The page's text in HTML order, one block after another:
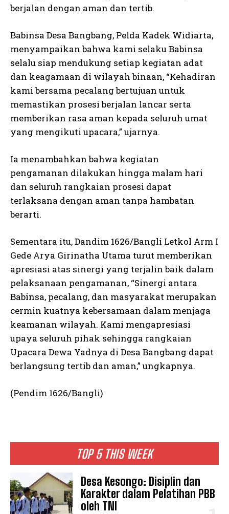
TOP 5 THIS WEEK
Desa Kesongo: Disiplin dan
Karakter dalam Pelatihan PBB
oleh TNI
berjalan dengan aman dan tertib.
Babinsa Desa Bangbang, Pelda Kadek Widiarta,
menyampaikan bahwa kami selaku Babinsa
selalu siap mendukung setiap kegiatan adat
dan keagamaan di wilayah binaan, “Kehadiran
kami bersama pecalang bertujuan untuk
memastikan prosesi berjalan lancar serta
memberikan rasa aman kepada seluruh umat
yang mengikuti upacara,” ujarnya.
Ia menambahkan bahwa kegiatan
pengamanan dilakukan hingga malam hari
dan seluruh rangkaian prosesi dapat
terlaksana dengan aman tanpa hambatan
berarti.
Sementara itu, Dandim 1626/Bangli Letkol Arm I
Gede Arya Girinatha Utama turut memberikan
apresiasi atas sinergi yang terjalin baik dalam
pelaksanaan pengamanan, “Sinergi antara
Babinsa, pecalang, dan masyarakat merupakan
cermin kuatnya kebersamaan dalam menjaga
keamanan wilayah. Kami mengapresiasi
upaya seluruh pihak sehingga rangkaian
Upacara Dewa Yadnya di Desa Bangbang dapat
berlangsung tertib dan aman,” ungkapnya.
(Pendim 1626/Bangli)